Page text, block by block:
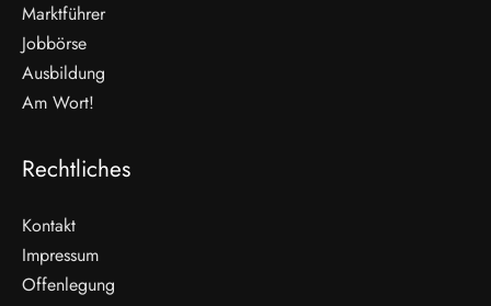
WEITERLESEN
Marktführer
Jobbörse
Ausbildung
Am Wort!
Rechtliches
Kontakt
Impressum
Offenlegung